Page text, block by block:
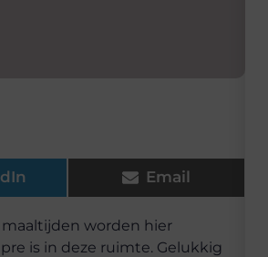
Email
worden hier
is in deze ruimte. Gelukkig